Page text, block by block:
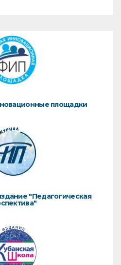
площадки
"Педагогическая